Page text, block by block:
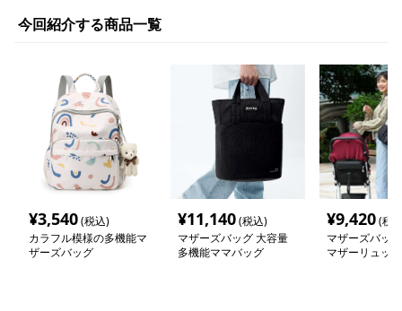
今回紹介する商品一覧
¥3,540(税込)
カラフル模様の多機能マ
ザーズバッグ
¥11,140(税込)
マザーズバッグ 大容量
多機能ママバッグ
¥9,420(税
マザーズバッ
マザーリュック